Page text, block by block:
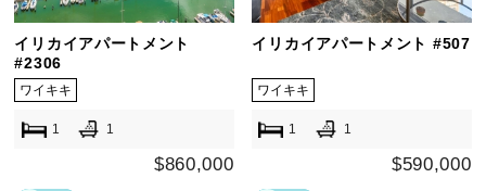
イリカイアパートメント
#2306
ワイキキ
1 1
$860,000
イリカイアパートメント #507
ワイキキ
1 1
$590,000